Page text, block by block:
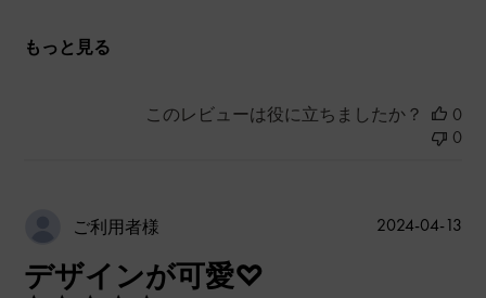
もっと見る
このレビューは役に立ちましたか？
0
0
ご利用者様
デザインが可愛♡
公
2024-04-13